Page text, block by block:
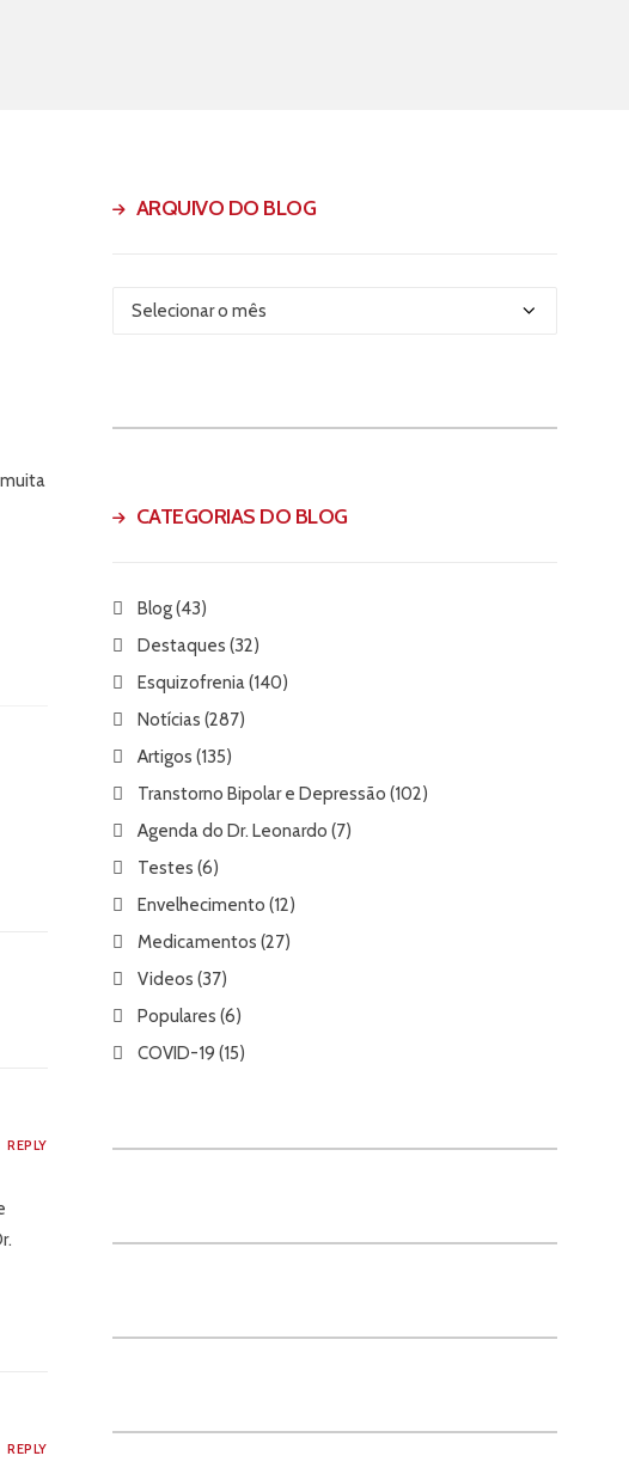
REPLY
REPLY
ARQUIVO DO BLOG
Arquivo
CATEGORIAS DO BLOG
Blog(43)
Destaques (32)
Esquizofrenia(140)
Notícias (287)
Artigos (135)
Transtorno Bipolar e Depressão (102)
Agenda do Dr. Leonardo (7)
Testes (6)
Envelhecimento (12)
Medicamentos (27)
Videos (37)
Populares (6)
COVID-19 (15)